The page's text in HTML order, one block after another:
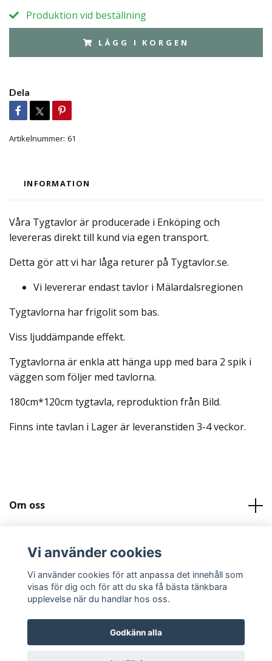
Produktion vid beställning
LÄGG I KORGEN
Dela
Artikelnummer: 61
INFORMATION
Våra Tygtavlor är producerade i Enköping och
levereras direkt till kund via egen transport.
Detta gör att vi har låga returer på Tygtavlor.se.
Vi levererar endast tavlor i Mälardalsregionen
Tygtavlorna har frigolit som bas.
Viss ljuddämpande effekt.
Tygtavlorna är enkla att hänga upp med bara 2 spik i
väggen som följer med tavlorna.
180cm*120cm tygtavla, reproduktion från Bild.
Finns inte tavlan i Lager är leveranstiden 3-4 veckor.
Om oss
Köpvilkor och Kontakt
Vi använder cookies
Vi använder cookies för att anpassa det innehåll som
visas för dig och för att du ska få bästa tänkbara
upplevelse när du handlar hos oss.
Godkänn alla